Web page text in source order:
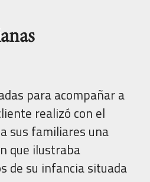
para acompañar a
realizó con el
sus familiares una
que ilustraba
de su infancia situada